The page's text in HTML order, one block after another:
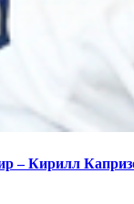
– Кирилл